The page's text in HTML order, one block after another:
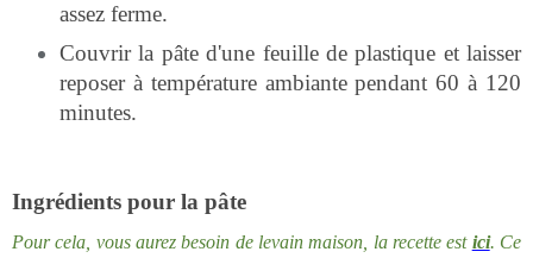
assez ferme.
Couvrir la pâte d'une feuille de plastique et laisser
reposer à température ambiante pendant 60 à 120
minutes.
Ingrédients pour la pâte
Pour cela, vous aurez besoin de levain maison, la recette est ici. Ce